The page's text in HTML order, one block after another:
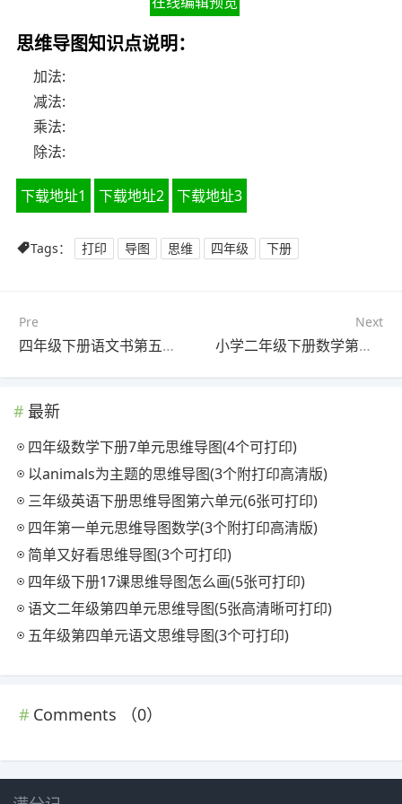
思维导图知识点说明：
加法:
减法:
乘法:
除法:
下载地址1 下载地址2 下载地址3
Tags： 打印 导图 思维 四年级 下册
Pre
四年级下册语文书第五单元思维导图(4张值得收藏)
Next
小学二年级下册数学第九单元思维导图(3个可下载)
最新
四年级数学下册7单元思维导图(4个可打印)
以animals为主题的思维导图(3个附打印高清版)
三年级英语下册思维导图第六单元(6张可打印)
四年第一单元思维导图数学(3个附打印高清版)
简单又好看思维导图(3个可打印)
四年级下册17课思维导图怎么画(5张可打印)
语文二年级第四单元思维导图(5张高清晰可打印)
五年级第四单元语文思维导图(3个可打印)
Comments （0）